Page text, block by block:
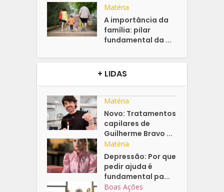
Matéria
A importância da
família: pilar
fundamental da ...
+ LIDAS
Matéria
Novo: Tratamentos
capilares de
Guilherme Bravo ...
Matéria
Depressão: Por que
pedir ajuda é
fundamental pa...
Boas Ações